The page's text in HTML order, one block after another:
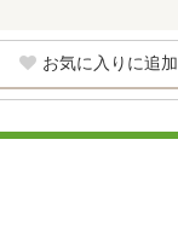
お気に入りに追加